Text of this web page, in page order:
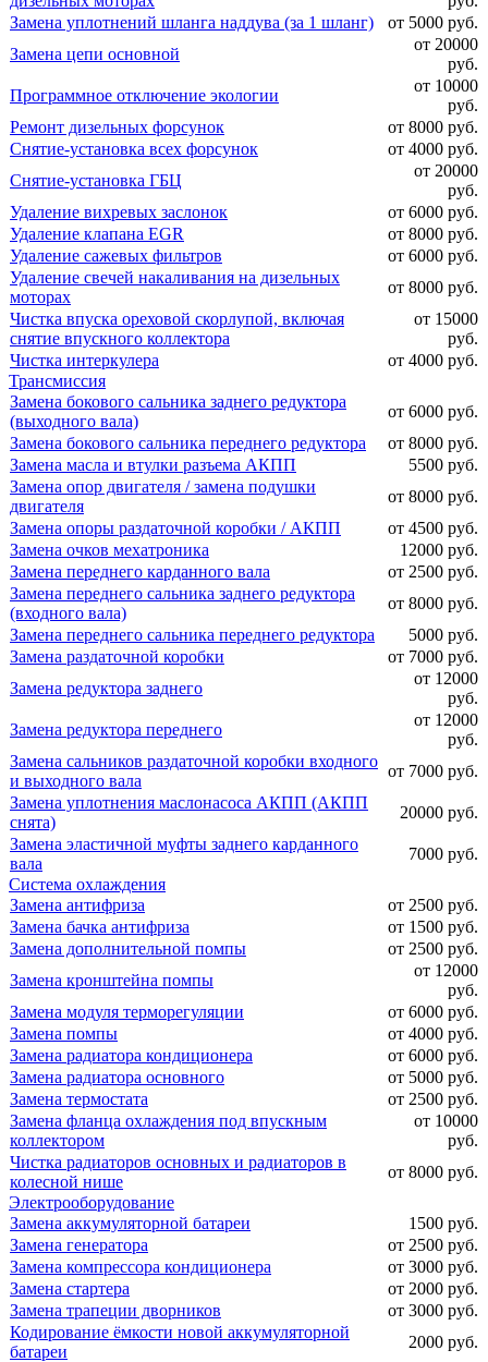
Замена уплотнений шланга наддува (за 1 шланг)
от 5000 руб.
Замена цепи основной
от 20000
руб.
Программное отключение экологии
от 10000
руб.
Ремонт дизельных форсунок
от 8000 руб.
Снятие-установка всех форсунок
от 4000 руб.
Снятие-установка ГБЦ
от 20000
руб.
Удаление вихревых заслонок
от 6000 руб.
Удаление клапана EGR
от 8000 руб.
Удаление сажевых фильтров
от 6000 руб.
Удаление свечей накаливания на дизельных
моторах
от 8000 руб.
Чистка впуска ореховой скорлупой, включая
снятие впускного коллектора
от 15000
руб.
Чистка интеркулера
от 4000 руб.
Трансмиссия
Замена бокового сальника заднего редуктора
(выходного вала)
от 6000 руб.
Замена бокового сальника переднего редуктора
от 8000 руб.
Замена масла и втулки разъема АКПП
5500 руб.
Замена опор двигателя / замена подушки
двигателя
от 8000 руб.
Замена опоры раздаточной коробки / АКПП
от 4500 руб.
Замена очков мехатроника
12000 руб.
Замена переднего карданного вала
от 2500 руб.
Замена переднего сальника заднего редуктора
(входного вала)
от 8000 руб.
Замена переднего сальника переднего редуктора
5000 руб.
Замена раздаточной коробки
от 7000 руб.
Замена редуктора заднего
от 12000
руб.
Замена редуктора переднего
от 12000
руб.
Замена сальников раздаточной коробки входного
и выходного вала
от 7000 руб.
Замена уплотнения маслонасоса АКПП (АКПП
снята)
20000 руб.
Замена эластичной муфты заднего карданного
вала
7000 руб.
Система охлаждения
Замена антифриза
от 2500 руб.
Замена бачка антифриза
от 1500 руб.
Замена дополнительной помпы
от 2500 руб.
Замена кронштейна помпы
от 12000
руб.
Замена модуля терморегуляции
от 6000 руб.
Замена помпы
от 4000 руб.
Замена радиатора кондиционера
от 6000 руб.
Замена радиатора основного
от 5000 руб.
Замена термостата
от 2500 руб.
Замена фланца охлаждения под впускным
коллектором
от 10000
руб.
Чистка радиаторов основных и радиаторов в
колесной нише
от 8000 руб.
Электрооборудование
Замена аккумуляторной батареи
1500 руб.
Замена генератора
от 2500 руб.
Замена компрессора кондиционера
от 3000 руб.
Замена стартера
от 2000 руб.
Замена трапеции дворников
от 3000 руб.
Кодирование ёмкости новой аккумуляторной
батареи
2000 руб.